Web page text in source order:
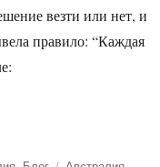
везти или нет, и
правило: “Каждая